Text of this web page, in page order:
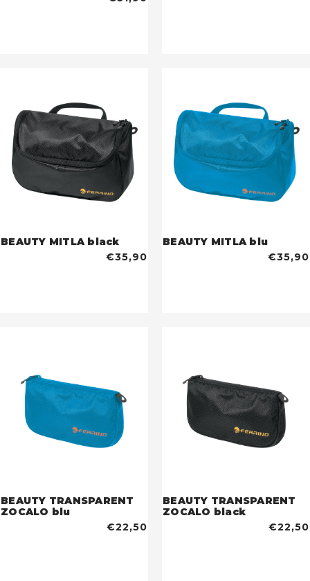
BEAUTY MITLA black
€35,90
BEAUTY MITLA blu
€35,90
BEAUTY TRANSPARENT
ZOCALO blu
€22,50
BEAUTY TRANSPARENT
ZOCALO black
€22,50